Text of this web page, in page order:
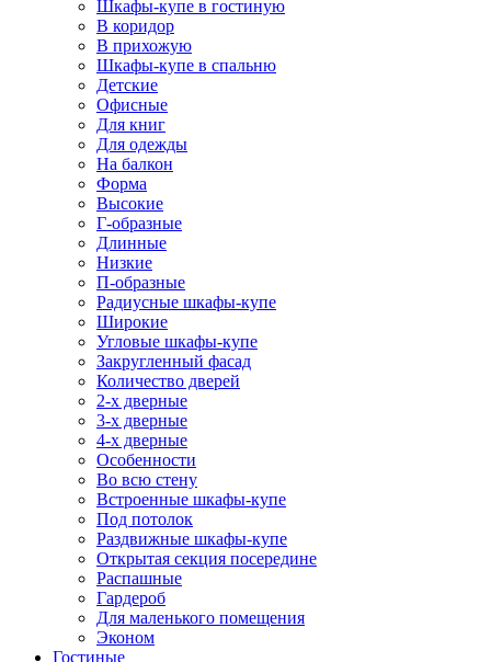
Шкафы-купе в гостиную
В коридор
В прихожую
Шкафы-купе в спальню
Детские
Офисные
Для книг
Для одежды
На балкон
Форма
Высокие
Г-образные
Длинные
Низкие
П-образные
Радиусные шкафы-купе
Широкие
Угловые шкафы-купе
Закругленный фасад
Количество дверей
2-х дверные
3-х дверные
4-х дверные
Особенности
Во всю стену
Встроенные шкафы-купе
Под потолок
Раздвижные шкафы-купе
Открытая секция посередине
Распашные
Гардероб
Для маленького помещения
Эконом
Гостиные